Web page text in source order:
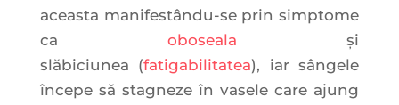
aceasta manifestându-se prin simptome
ca oboseala și
slăbiciunea (fatigabilitatea), iar sângele
începe să stagneze în vasele care ajung